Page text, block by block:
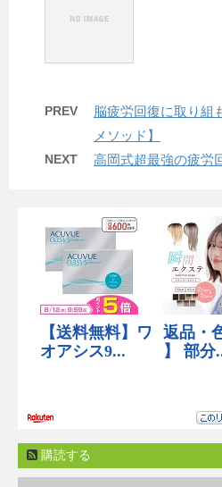
PREV
脳疲労回復に取り組
メソッド】
NEXT 高岡式超最強の疲労
購読する